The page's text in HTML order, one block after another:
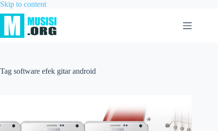
Skip to content
Tag software efek gitar android